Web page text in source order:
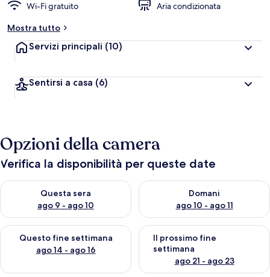
u
z
l
t
e
i
v
Wi-Fi gratuito
Aria condizionata
Mostra tutto
Servizi principali (10)
Sentirsi a casa (6)
Opzioni della camera
Verifica la disponibilità per queste date
Questa sera
ago 9 - ago 10
Verifica la disponibilità per questa sera, ago 9 - ago 10
Domani
ago 10 - ago 11
Verifica la disponibilità per
Questo fine settimana
ago 14 - ago 16
Verifica la disponibilità per questo fine settimana, ago 14 -
Il prossimo fine
settimana
ago 21 - ago 23
Verifica la disponibilità per il